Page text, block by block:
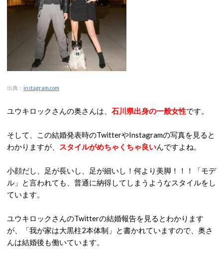
出典： instagram.com
ユウキロックさんの奥さんは、 石川県出身の一般女性です。
そして、この結婚発表時のTwitterやInstagramの写真を見ると
わかりますが、
スタイルがめちゃくちゃ良いんですよね。
小顔だし、足が長いし、足が細いし！何より美脚！！！「モデ
ル」と言われても、普通に納得してしまうようなスタイルをし
ています。
ユウキロックさんのTwitterの結婚報告を見るとわかります
が、「我が家は大黒柱2本体制」と書かれていますので、奥さ
んは結婚後も働いています。